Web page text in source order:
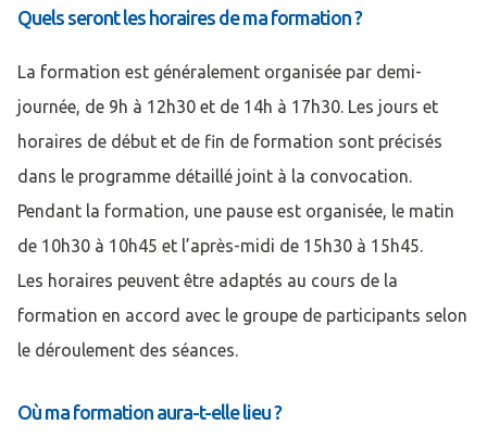
Quels seront les horaires de ma formation ?
La formation est généralement organisée par demi-
journée, de 9h à 12h30 et de 14h à 17h30. Les jours et
horaires de début et de fin de formation sont précisés
dans le programme détaillé joint à la convocation.
Pendant la formation, une pause est organisée, le matin
de 10h30 à 10h45 et l’après-midi de 15h30 à 15h45.
Les horaires peuvent être adaptés au cours de la
formation en accord avec le groupe de participants selon
le déroulement des séances.
Où ma formation aura-t-elle lieu ?